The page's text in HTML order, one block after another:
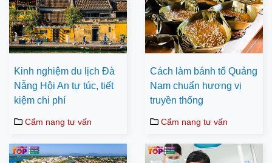
Kinh nghiệm du lịch Đà
Nẵng Hội An tự túc, tiết
kiệm chi phí
Cẩm nang tư vấn
Cách làm bánh tổ Quảng
Nam chuẩn hương vị
truyền thống
Cẩm nang tư vấn